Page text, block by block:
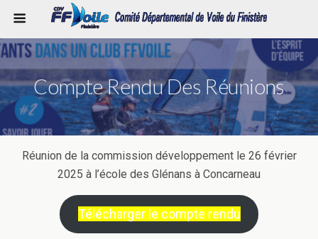
Compte Rendu Des Réunions
Réunion de la commission développement le 26 février
2025 à l’école des Glénans à Concarneau
Télécharger le compte rendu